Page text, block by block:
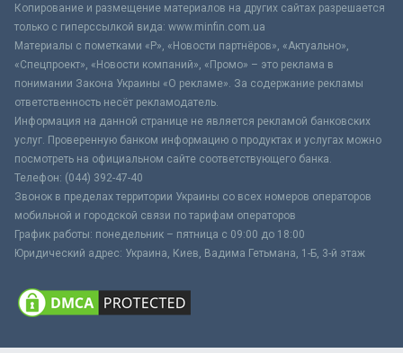
Копирование и размещение материалов на других сайтах разрешается
только с гиперссылкой вида: www.minfin.com.ua
Материалы с пометками «Р», «Новости партнёров», «Актуально»,
«Спецпроект», «Новости компаний», «Промо» – это реклама в
понимании Закона Украины «О рекламе». За содержание рекламы
ответственность несёт рекламодатель.
Информация на данной странице не является рекламой банковских
услуг. Проверенную банком информацию о продуктах и услугах можно
посмотреть на официальном сайте соответствующего банка.
Телефон: (044) 392-47-40
Звонок в пределах территории Украины со всех номеров операторов
мобильной и городской связи по тарифам операторов
График работы: понедельник – пятница с 09:00 до 18:00
Юридический адрес: Украина, Киев, Вадима Гетьмана, 1-Б, 3-й этаж